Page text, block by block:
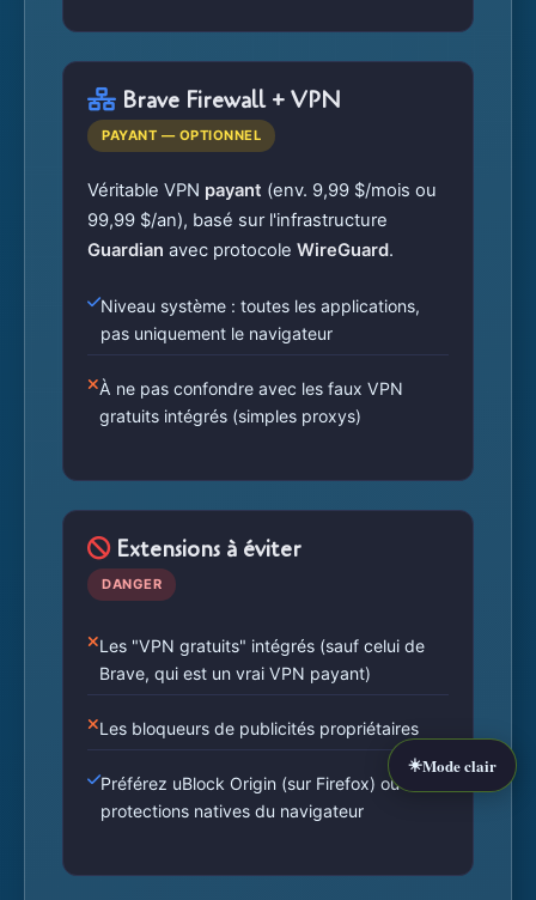
☀️Mode clair
Brave Firewall + VPN
PAYANT — OPTIONNEL
Véritable VPN payant (env. 9,99 $/mois ou
99,99 $/an), basé sur l'infrastructure
Guardian avec protocole WireGuard.
Niveau système : toutes les applications,
pas uniquement le navigateur
À ne pas confondre avec les faux VPN
gratuits intégrés (simples proxys)
Extensions à éviter
DANGER
Les "VPN gratuits" intégrés (sauf celui de
Brave, qui est un vrai VPN payant)
Les bloqueurs de publicités propriétaires
Préférez uBlock Origin (sur Firefox) ou les
protections natives du navigateur